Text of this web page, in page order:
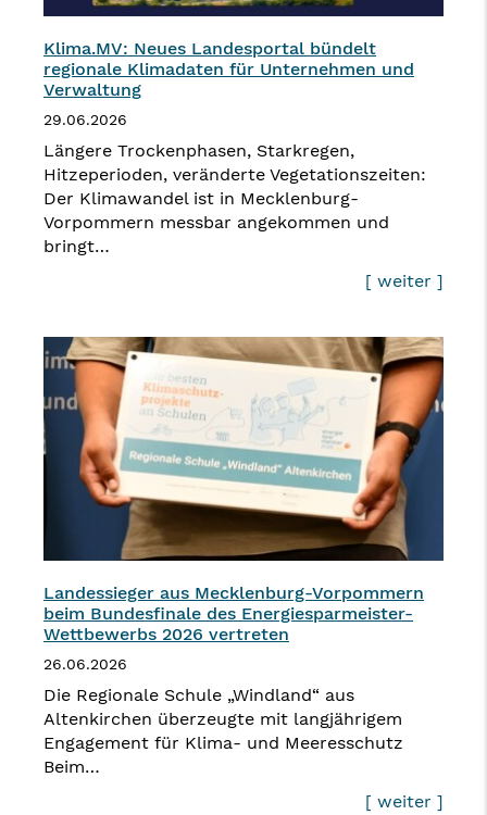
Klima.MV: Neues Landesportal bündelt
regionale Klimadaten für Unternehmen und
Verwaltung
29.06.2026
Längere Trockenphasen, Starkregen,
Hitzeperioden, veränderte Vegetationszeiten:
Der Klimawandel ist in Mecklenburg-
Vorpommern messbar angekommen und
bringt…
[ weiter ]
Landessieger aus Mecklenburg-Vorpommern
beim Bundesfinale des Energiesparmeister-
Wettbewerbs 2026 vertreten
26.06.2026
Die Regionale Schule „Windland“ aus
Altenkirchen überzeugte mit langjährigem
Engagement für Klima- und Meeresschutz
Beim…
[ weiter ]